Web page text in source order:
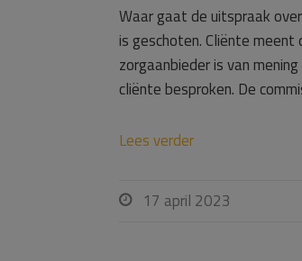
Waar gaat de uitspraak
is geschoten. Cliënte meent
zorgaanbieder is van
cliënte besproken. De
Lees verder
 17 april 2023